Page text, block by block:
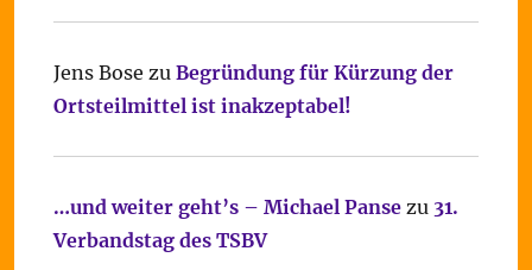
Jens Bose zu Begründung für Kürzung der
Ortsteilmittel ist inakzeptabel!
…und weiter geht’s – Michael Pansezu 31.
Verbandstag des TSBV